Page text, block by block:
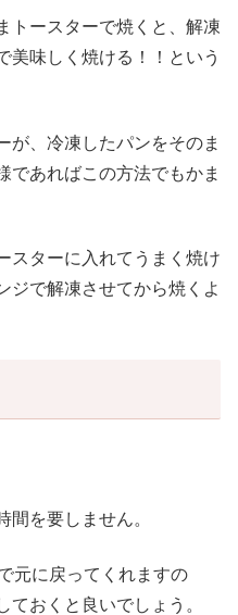
トースターで焼くと、解凍
美味しく焼ける！！という
が、冷凍したパンをそのま
であればこの方法でもかま
スターに入れてうまく焼け
ジで解凍させてから焼くよ
間を要しません。
元に戻ってくれますの
おくと良いでしょう。